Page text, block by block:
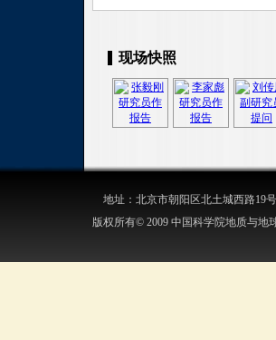
现场快照
地址：北京市朝阳区北土城西路19
版权所有© 2009 中国科学院地质与地